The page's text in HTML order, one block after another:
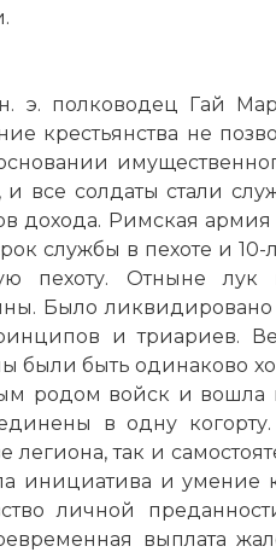
э. полководец Гай
крестьянства не
все солдаты стали
дохода. Римская армия
службы в пехоте и
пехоту. Отныне лук
Было
и триариев.
были быть одинаково
родом войск и вошла
в одну
легиона, так и
инициатива и умение
личной
выплата